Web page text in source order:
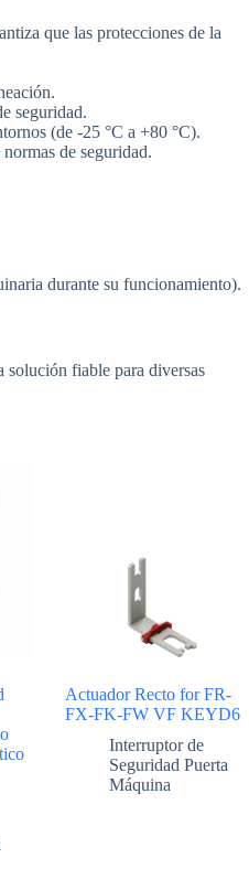
que las protecciones de la
seguridad.
(de -25 °C a +80 °C).
de seguridad.
durante su funcionamiento).
fiable para diversas
Actuador Recto for FR-
FX-FK-FW VF KEYD6
Interruptor de
Seguridad Puerta
Máquina